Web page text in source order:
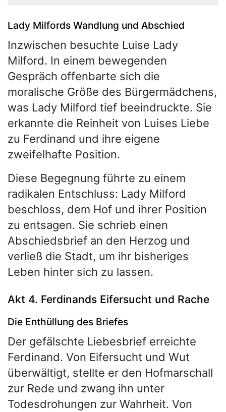
Lady Milfords Wandlung und Abschied
Inzwischen besuchte Luise Lady
Milford. In einem bewegenden
Gespräch offenbarte sich die
moralische Größe des Bürgermädchens,
was Lady Milford tief beeindruckte. Sie
erkannte die Reinheit von Luises Liebe
zu Ferdinand und ihre eigene
zweifelhafte Position.
Diese Begegnung führte zu einem
radikalen Entschluss: Lady Milford
beschloss, dem Hof und ihrer Position
zu entsagen. Sie schrieb einen
Abschiedsbrief an den Herzog und
verließ die Stadt, um ihr bisheriges
Leben hinter sich zu lassen.
Akt 4. Ferdinands Eifersucht und Rache
Die Enthüllung des Briefes
Der gefälschte Liebesbrief erreichte
Ferdinand. Von Eifersucht und Wut
überwältigt, stellte er den Hofmarschall
zur Rede und zwang ihn unter
Todesdrohungen zur Wahrheit. Von